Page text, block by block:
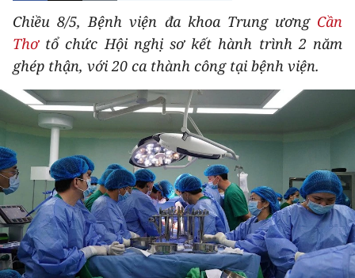
XÃ HỘI
PHÁP LUẬT
DU LỊCH
THẾ GIỚI
THỂ THAO
GIÁO DỤC
Y TẾ
Chiều 8/5, Bệnh viện đa khoa Trung ương Cần
Thơtổ chức Hội nghị sơ kết hành trình 2 năm
ghép thận, với 20 ca thành công tại bệnh viện.